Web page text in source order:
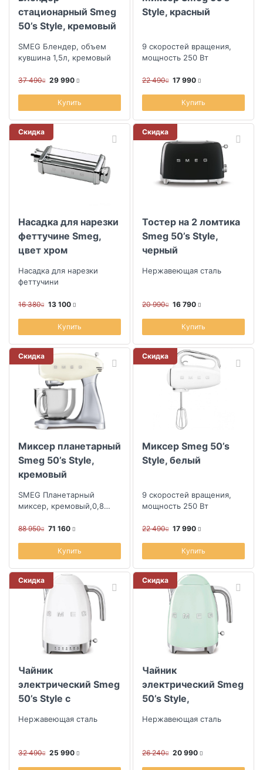
стационарный Smeg
50’s Style, кремовый
SMEG Блендер, объем
кувшина 1,5л, кремовый
37 490 29 990
Купить
Style, красный
9 скоростей вращения,
мощность 250 Вт
22 490 17 990
Купить
Скидка
Насадка для нарезки
феттучине Smeg,
цвет хром
Насадка для нарезки
феттучини
16 380 13 100
Купить
Скидка
Тостер на 2 ломтика
Smeg 50’s Style,
черный
Нержавеющая сталь
20 990 16 790
Купить
Скидка
Миксер планетарный
Smeg 50’s Style,
кремовый
SMEG Планетарный
миксер, кремовый,0,8
насадки для взбивания, 1
88 950 71 160
Купить
Скидка
Миксер Smeg 50’s
Style, белый
9 скоростей вращения,
мощность 250 Вт
22 490 17 990
Купить
Скидка
Чайник
электрический Smeg
50’s Style с
температурой,
Нержавеющая сталь
32 490 25 990
Скидка
Чайник
электрический Smeg
50’s Style,
Нержавеющая сталь
26 240 20 990